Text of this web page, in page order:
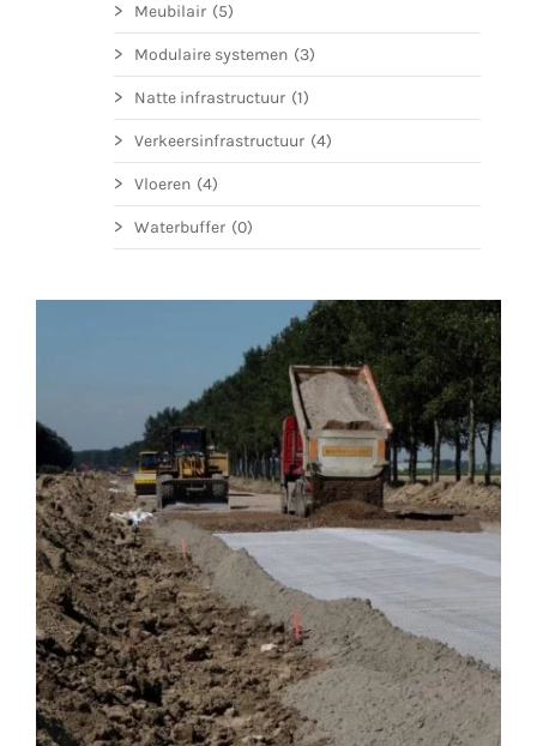
Meubilair (5)
Modulaire systemen (3)
Natte infrastructuur (1)
Verkeersinfrastructuur (4)
Vloeren (4)
Waterbuffer (0)